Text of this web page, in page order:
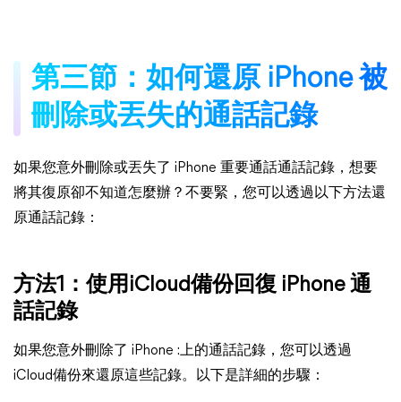
第三節：如何還原 iPhone 被
刪除或丟失的通話記錄
如果您意外刪除或丟失了 iPhone 重要通話通話記錄，想要
將其復原卻不知道怎麼辦？不要緊，您可以透過以下方法還
原通話記錄：
方法1：使用iCloud備份回復 iPhone 通
話記錄
如果您意外刪除了 iPhone :上的通話記錄，您可以透過
iCloud備份來還原這些記錄。以下是詳細的步驟：